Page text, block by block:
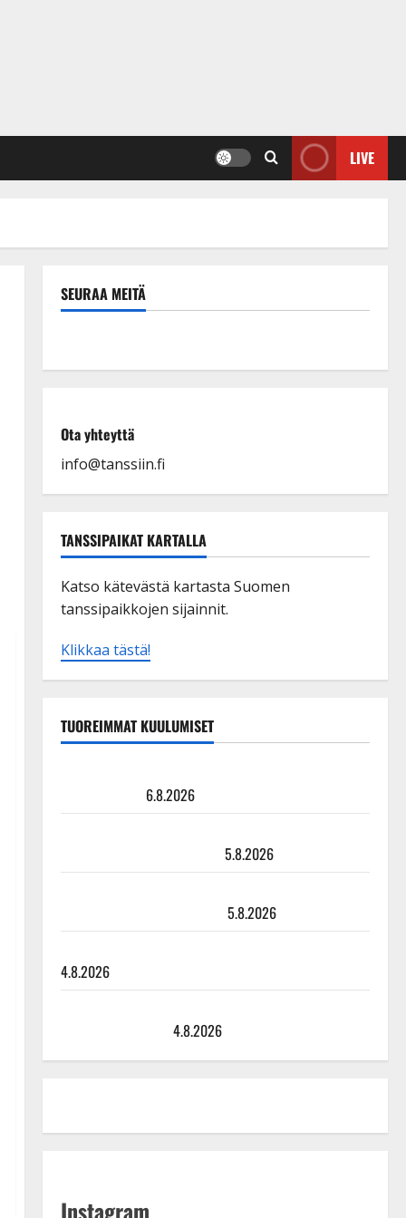
LIVE
SEURAA MEITÄ
Ota yhteyttä
info@tanssiin.fi
TANSSIPAIKAT KARTALLA
Katso kätevästä kartasta Suomen
tanssipaikkojen sijainnit.
Klikkaa tästä!
TUOREIMMAT KUULUMISET
6.8.2026
5.8.2026
5.8.2026
4.8.2026
4.8.2026
Instagram